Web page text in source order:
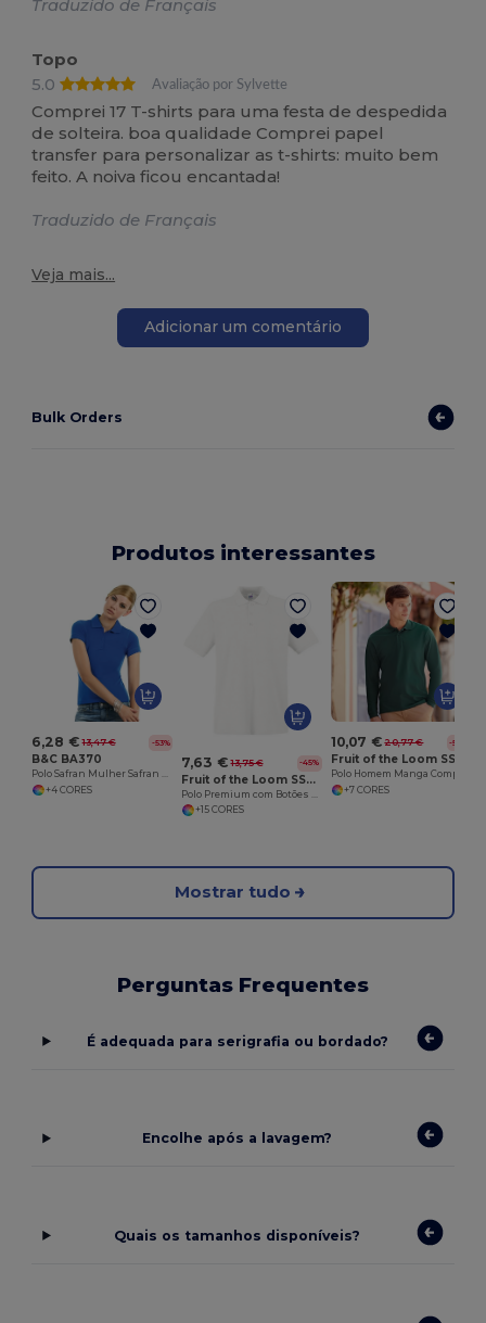
Traduzido de Français
Topo
5.0
Avaliação por Sylvette
Comprei 17 T-shirts para uma festa de despedida
de solteira. boa qualidade Comprei papel
transfer para personalizar as t-shirts: muito bem
feito. A noiva ficou encantada!
Traduzido de Français
Veja mais...
Adicionar um comentário
Bulk Orders
Produtos interessantes
6,28 € 13,47 € -53%
B&C BA370
Polo Safran Mulher Safran Pure Women
+4 CORES
7,63 € 13,75 € -45%
Fruit of the Loom SS255
+15 CORES
10,07 € 20,77 € -52%
+7 CORES
Mostrar tudo
Perguntas Frequentes
É adequada para serigrafia ou bordado?
Encolhe após a lavagem?
Quais os tamanhos disponíveis?